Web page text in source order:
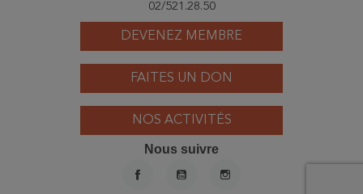
DEVENEZ MEMBRE
FAITES UN DON
NOS ACTIVITÉS
02/521.28.50
Nous suivre